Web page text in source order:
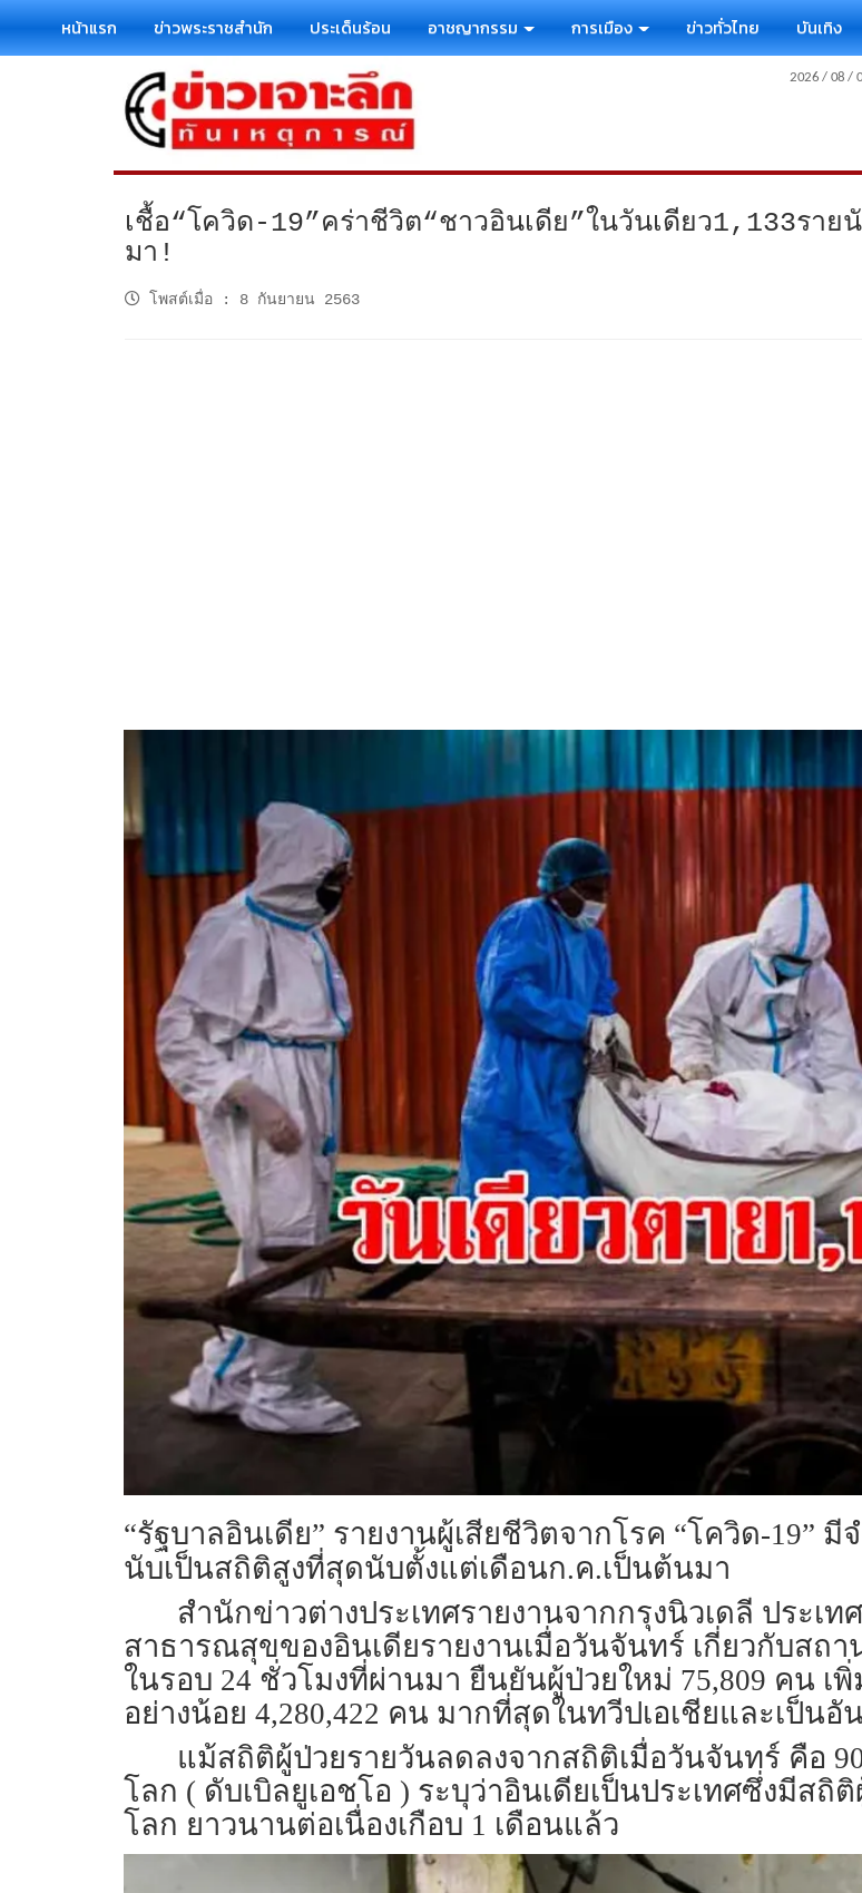
หน้าแรก ข่าวพระราชสำนัก ประเด็นร้อน อาชญากรรม การเมือง ข่าวทั่วไทย บันเทิง
เชื้อ“โควิด-19”คร่าชีวิต“ชาวอินเดีย”ในวันเดียว1,133รา
มา!
โพสต์เมื่อ : 8 กันยายน 2563
“รัฐบาลอินเดีย” รายงานผู้เสียชีวิตจากโรค “โควิด-19”
นับเป็นสถิติสูงที่สุดนับตั้งแต่เดือนก.ค.เป็นต้นมา
สำนักข่าวต่างประเทศรายงานจากกรุงนิวเดลี ประเท
สาธารณสุขของอินเดียรายงานเมื่อวันจันทร์ เกี่ยวกับสถ
ในรอบ 24 ชั่วโมงที่ผ่านมา ยืนยันผู้ป่วยใหม่ 75,809 คน เ
อย่างน้อย 4,280,422 คน มากที่สุดในทวีปเอเชียและเป็น
แม้สถิติผู้ป่วยรายวันลดลงจากสถิติเมื่อวันจันทร์ คือ
โลก ( ดับเบิลยูเอชโอ ) ระบุว่าอินเดียเป็นประเทศซึ่งมีสถิ
โลก ยาวนานต่อเนื่องเกือบ 1 เดือนแล้ว